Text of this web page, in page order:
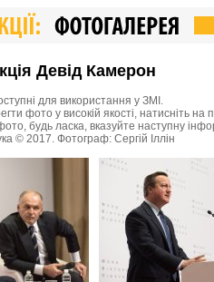
Девід Камерон
для використання у ЗМІ.
фото у високій якості, натисніть
будь ласка, вказуйте наступну
© 2017. Фотограф: Сергій Іллін